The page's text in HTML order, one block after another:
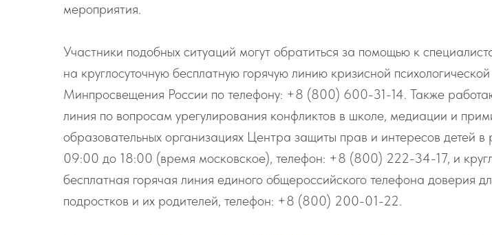
мероприятия.
Участники подобных ситуаций могут обратиться за помощью к
на круглосуточную бесплатную горячую линию кризисной
Минпросвещения России по телефону: +8 (800) 600-31-14. Также
линия по вопросам урегулирования конфликтов в школе, медиации и
образовательных организациях Центра защиты прав и интересов детей в
09:00 до 18:00 (время московское), телефон: +8 (800) 222-34-17, и
бесплатная горячая линия единого общероссийского телефона доверия
подростков и их родителей, телефон: +8 (800) 200-01-22.